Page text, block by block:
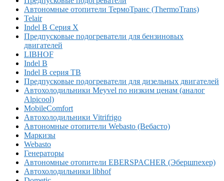
Автономные отопители ТермоТранс (ThermoTrans)
Telair
Indel B Серия X
Предпусковые подогреватели для бензиновых
двигателей
LIBHOF
Indel B
Indel B серия TB
Предпусковые подогреватели для дизельных двигателей
Автохолодильники Meyvel по низким ценам (аналог
Alpicool)
MobileComfort
Автохолодильники Vitrifrigo
Автономные отопители Webasto (Вебасто)
Маркизы
Webasto
Генераторы
Автономные отопители EBERSPACHER (Эбершпехер)
Автохолодильники libhof